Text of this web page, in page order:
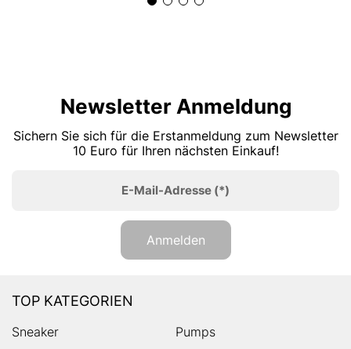
Newsletter Anmeldung
Sichern Sie sich für die Erstanmeldung zum Newsletter
10 Euro für Ihren nächsten Einkauf!
E-Mail-Adresse (*)
Anmelden
TOP KATEGORIEN
Sneaker
Pumps